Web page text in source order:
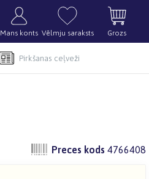
Mans konts Vēlmju saraksts Grozs
Pirkšanas ceļveži
Preces kods 4766408